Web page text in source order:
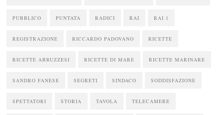
PUBBLICO PUNTATA RADICI RAI RAI 1
REGISTRAZIONE RICCARDO PADOVANO RICETTE
RICETTE ABRUZZESI RICETTE DI MARE RICETTE MARINARE
SANDRO FANESE SEGRETI SINDACO SODDISFAZIONE
SPETTATORI STORIA TAVOLA TELECAMERE